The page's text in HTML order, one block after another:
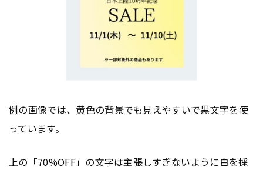
例の画像では、黄色の背景でも見えやすいで黒文字を使
っています。
上の「70%OFF」の文字は主張しすぎないように白を採